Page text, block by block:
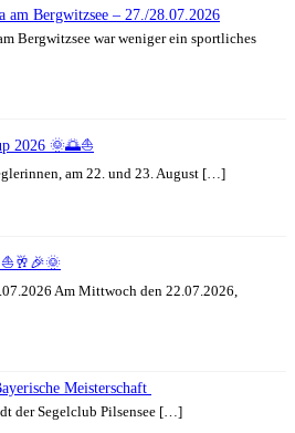
am Bergwitzsee – 27./28.07.2026
Bergwitzsee war weniger ein sportliches
2026 🌞🌅⛵
am 22. und 23. August […]
Am Mittwoch den 22.07.2026,
Meisterschaft
der Segelclub Pilsensee […]